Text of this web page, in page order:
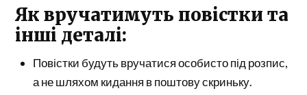
Як вручатимуть повістки та
інші деталі:
Повістки будуть вручатися особисто під розпис,
а не шляхом кидання в поштову скриньку.